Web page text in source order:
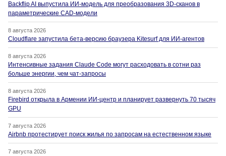
Backflip AI выпустила ИИ-модель для преобразования 3D-сканов в
параметрические CAD-модели
8 августа 2026
Cloudflare запустила бета-версию браузера Kitesurf для ИИ-агентов
8 августа 2026
Интенсивные задания Claude Code могут расходовать в сотни раз
больше энергии, чем чат-запросы
8 августа 2026
Firebird открыла в Армении ИИ-центр и планирует развернуть 70 тысяч
GPU
7 августа 2026
Airbnb протестирует поиск жилья по запросам на естественном языке
7 августа 2026